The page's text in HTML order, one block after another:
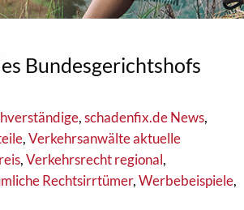
Bundesgerichtshofs
,schadenfix.de News,
,Verkehrsanwälte aktuelle
,Verkehrsrecht regional,
Rechtsirrtümer,Werbebeispiele,